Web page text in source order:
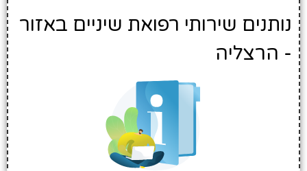
נותנים שירותי רפואת שיניים באזור
- הרצליה